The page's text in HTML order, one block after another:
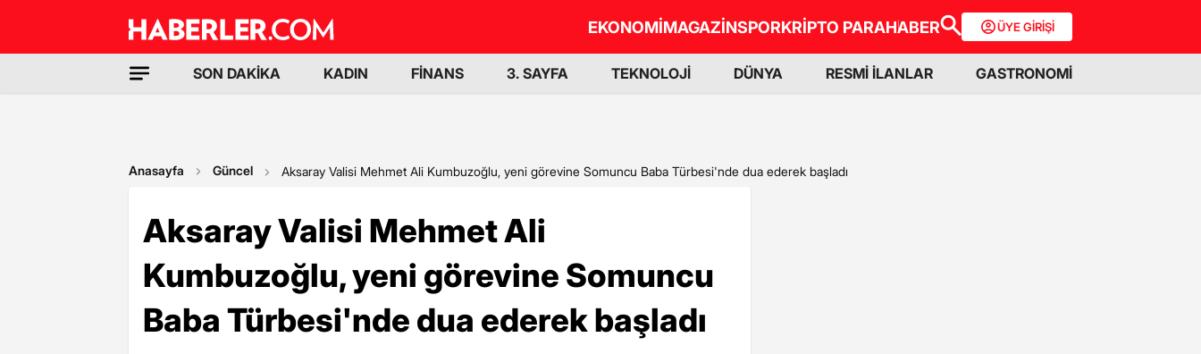
EKONOMİMAGAZİNSPORKRİPTO PARAHABER ÜYE GİRİŞİ
SON DAKİKA KADIN FİNANS 3. SAYFA TEKNOLOJİ DÜNYA RESMİ İLANLAR GASTRONOMİ
Anasayfa Güncel Aksaray Valisi Mehmet Ali Kumbuzoğlu, yeni görevine Somuncu Baba Türbesi'nde dua ederek başladı
Aksaray Valisi Mehmet Ali
Kumbuzoğlu, yeni görevine Somuncu
Baba Türbesi'nde dua ederek başladı